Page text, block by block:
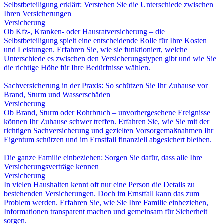
Selbstbeteiligung erklärt: Verstehen Sie die Unterschiede zwischen
Ihren Versicherungen
Versicherung
Ob Kfz-, Kranken- oder Hausratversicherung – die
Selbstbeteiligung spielt eine entscheidende Rolle für Ihre Kosten
und Leistungen. Erfahren Sie, wie sie funktioniert, welche
Unterschiede es zwischen den Versicherungstypen gibt und wie Sie
die richtige Höhe für Ihre Bedürfnisse wählen.
Sachversicherung in der Praxis: So schützen Sie Ihr Zuhause vor
Brand, Sturm und Wasserschäden
Versicherung
Ob Brand, Sturm oder Rohrbruch – unvorhergesehene Ereignisse
können Ihr Zuhause schwer treffen. Erfahren Sie, wie Sie mit der
richtigen Sachversicherung und gezielten Vorsorgemaßnahmen Ihr
Eigentum schützen und im Ernstfall finanziell abgesichert bleiben.
Die ganze Familie einbeziehen: Sorgen Sie dafür, dass alle Ihre
Versicherungsverträge kennen
Versicherung
In vielen Haushalten kennt oft nur eine Person die Details zu
bestehenden Versicherungen. Doch im Ernstfall kann das zum
Problem werden. Erfahren Sie, wie Sie Ihre Familie einbeziehen,
Informationen transparent machen und gemeinsam für Sicherheit
sorgen.